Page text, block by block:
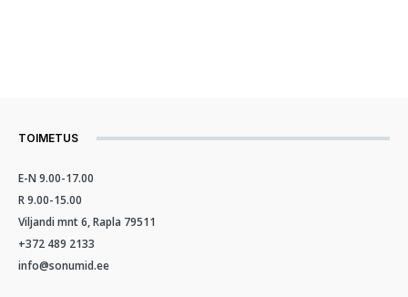
TOIMETUS
E-N 9.00-17.00
R 9.00-15.00
Viljandi mnt 6, Rapla 79511
+372 489 2133
info@sonumid.ee